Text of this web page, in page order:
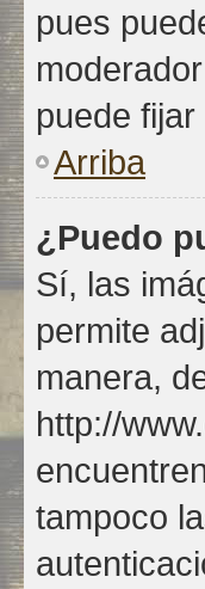
pues
puede
Arriba
¿Puedo
Sí, las
permite
manera,
http://
tampoco